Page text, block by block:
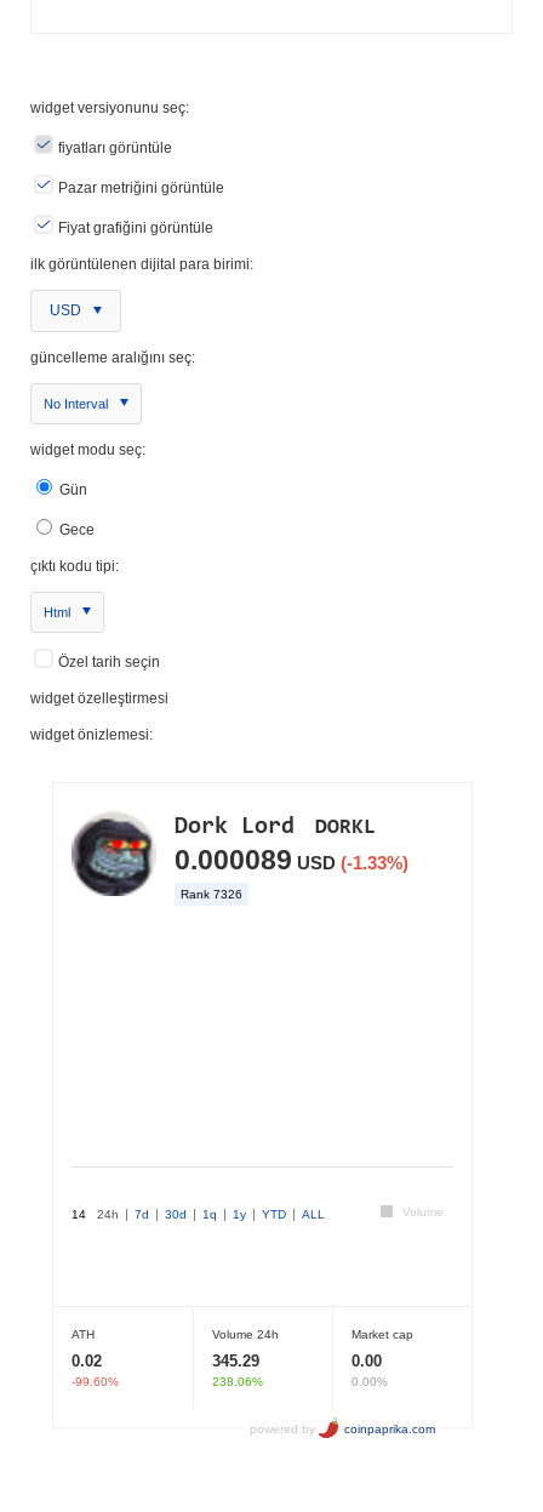
widget versiyonunu seç:
fiyatları görüntüle
Pazar metriğini görüntüle
Fiyat grafiğini görüntüle
ilk görüntülenen dijital para birimi:
USD
güncelleme aralığını seç:
No Interval
widget modu seç:
Gün
Gece
çıktı kodu tipi:
Html
Özel tarih seçin
widget özelleştirmesi
widget önizlemesi: